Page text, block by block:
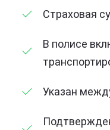
Страховая
В полисе
Указан